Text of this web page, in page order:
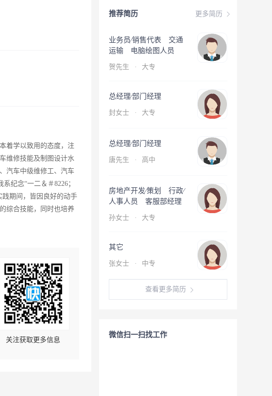
着学以致用的态度，注
维修技能及制图设计水
汽车中级维修工、汽车
纪念“一二＆＃8226；
期间，皆因良好的动手
综合技能，同时也培养
关注获取更多信息
更多简历
推荐简历
业务员∕销售代表 交通
运输 电脑绘图人员
贺先生 · 大专
总经理∕部门经理
封女士 · 大专
总经理∕部门经理
唐先生 · 高中
房地产开发∕策划 行政∕
人事人员 客服部经理
孙女士 · 大专
其它
张女士 · 中专
查看更多简历
微信扫一扫找工作